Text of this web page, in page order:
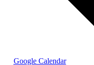
Google Calendar